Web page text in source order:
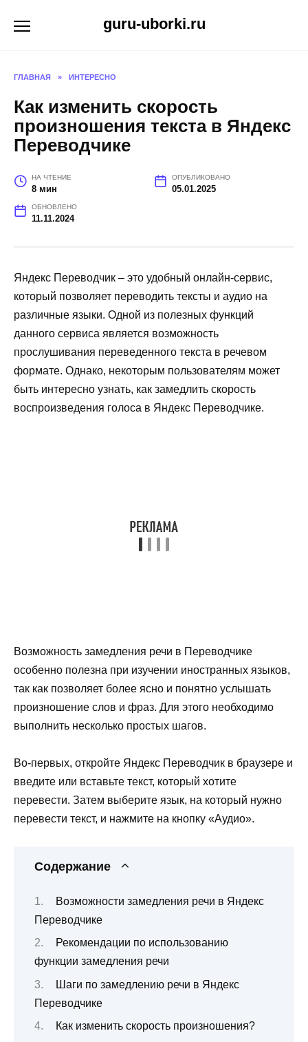
guru-uborki.ru
ГЛАВНАЯ » ИНТЕРЕСНО
Как изменить скорость
произношения текста в Яндекс
Переводчике
НА ЧТЕНИЕ
8 мин
ОПУБЛИКОВАНО
05.01.2025
ОБНОВЛЕНО
11.11.2024
Яндекс Переводчик – это удобный онлайн-сервис,
который позволяет переводить тексты и аудио на
различные языки. Одной из полезных функций
данного сервиса является возможность
прослушивания переведенного текста в речевом
формате. Однако, некоторым пользователям может
быть интересно узнать, как замедлить скорость
воспроизведения голоса в Яндекс Переводчике.
Возможность замедления речи в Переводчике
особенно полезна при изучении иностранных языков,
так как позволяет более ясно и понятно услышать
произношение слов и фраз. Для этого необходимо
выполнить несколько простых шагов.
Во-первых, откройте Яндекс Переводчик в браузере и
введите или вставьте текст, который хотите
перевести. Затем выберите язык, на который нужно
перевести текст, и нажмите на кнопку «Аудио».
Содержание
Возможности замедления речи в Яндекс
Переводчике
Рекомендации по использованию
функции замедления речи
Шаги по замедлению речи в Яндекс
Переводчике
Как изменить скорость произношения?